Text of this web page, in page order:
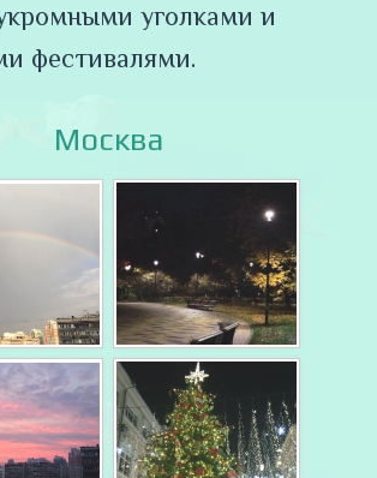
уголками и
фестивалями.
Москва